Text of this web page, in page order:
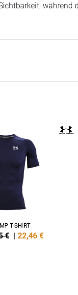
T-SHIRT
€ | 22,46 €